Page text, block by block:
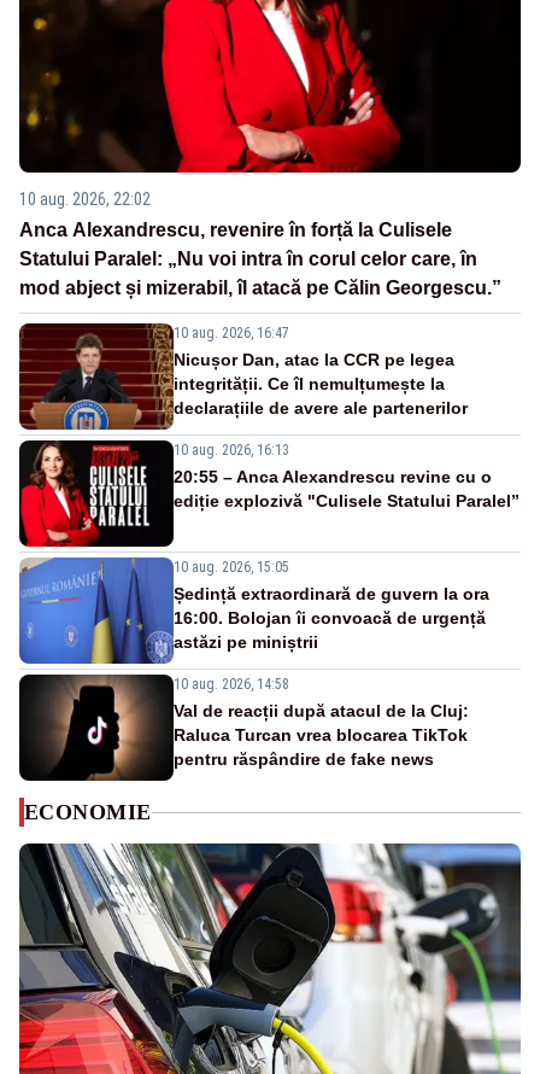
10 aug. 2026, 22:02
Anca Alexandrescu, revenire în forță la Culisele
Statului Paralel: „Nu voi intra în corul celor care, în
mod abject și mizerabil, îl atacă pe Călin Georgescu.”
10 aug. 2026, 16:47
Nicușor Dan, atac la CCR pe legea
integrității. Ce îl nemulțumește la
declarațiile de avere ale partenerilor
10 aug. 2026, 16:13
20:55 – Anca Alexandrescu revine cu o
ediție explozivă "Culisele Statului Paralel”
10 aug. 2026, 15:05
Ședință extraordinară de guvern la ora
16:00. Bolojan îi convoacă de urgență
astăzi pe miniștrii
10 aug. 2026, 14:58
Val de reacții după atacul de la Cluj:
Raluca Turcan vrea blocarea TikTok
pentru răspândire de fake news
ECONOMIE